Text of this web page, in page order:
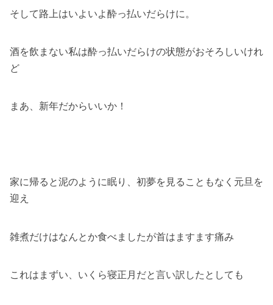
そして路上はいよいよ酔っ払いだらけに。
酒を飲まない私は酔っ払いだらけの状態がおそろしいけれ
ど
まあ、新年だからいいか！
家に帰ると泥のように眠り、初夢を見ることもなく元旦を
迎え
雑煮だけはなんとか食べましたが首はますます痛み
これはまずい、いくら寝正月だと言い訳したとしても